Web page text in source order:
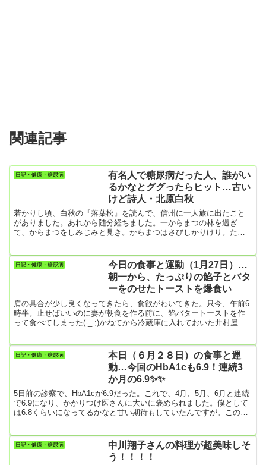
関連記事
日記・健康・糖尿病
有名人で糖尿病だった人、誰がい
るかなとググったらヒット…古い
けど詩人・北原白秋
若かりし頃、白秋の『落葉松』を読んで、信州に一人旅に出たこと
がありました。あれから随分経ちました。一からまつの林を過ぎ
て、からまつをしみじみと見き。からまつはさびしかりけり。たび
と、８章まで続きます。白秋は1885 年（ 明治18 年）、福岡県柳川
市の江戸時代から続く商家に生まれました。（1885年～1942年没）
幼少期は病弱だったため、まるでガラス瓶のように簡単にひび割れ
日記・健康・糖尿病
今日の食事と運動（1月27日）…
朝一から、たっぷりの餡子とバタ
ーをのせたトーストを爆食い
肩の具合が少し良くなってきたら、食欲がわいてきた。只今、午前6
時半。止せばいいのに妻が朝食を作る前に、餡バタートーストを作
って食べてしまった(-_-;)かねてから冷蔵庫に入れておいた井村屋の
を付けた。最近、テレビでトーストに小豆餡を分厚く乗せ、そこに
分厚く切ったバターをのせたやつを見たんですよね。それがもう頭
から離れずにいて、ついに今朝作って食べたというわけ。肩の痛み
日記・健康・糖尿病
本日（６月２８日）の食事と運
動…今回のHbA1cも6.9！連続3
か月の6.9✨✨
5日前の診察で、HbA1cが6.9だった。これで、4月、5月、6月と連続
で6.9になり、かかりつけ医さんに大いに褒められました。僕として
は6.8くらいになってるかなと甘い期待もしていたんですが。この3
した。時間にして1時間45分前後なんですが、正直1万歩歩くのに疲
れてきました。散歩量を減らしたいのですが、散歩を減らしてこれ
まで通り食べていたらHbA1cの悪化は目に見えてい...
日記・健康・糖尿病
中川翔子さんの料理が超美味しそ
う！！！！